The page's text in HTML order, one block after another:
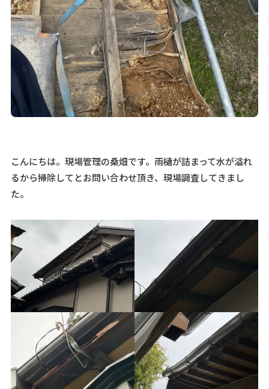
こんにちは。現場管理の桑畑です。雨樋が詰まって水が溢れ
るから掃除してとお問い合わせ頂き、現場調査してきまし
た。